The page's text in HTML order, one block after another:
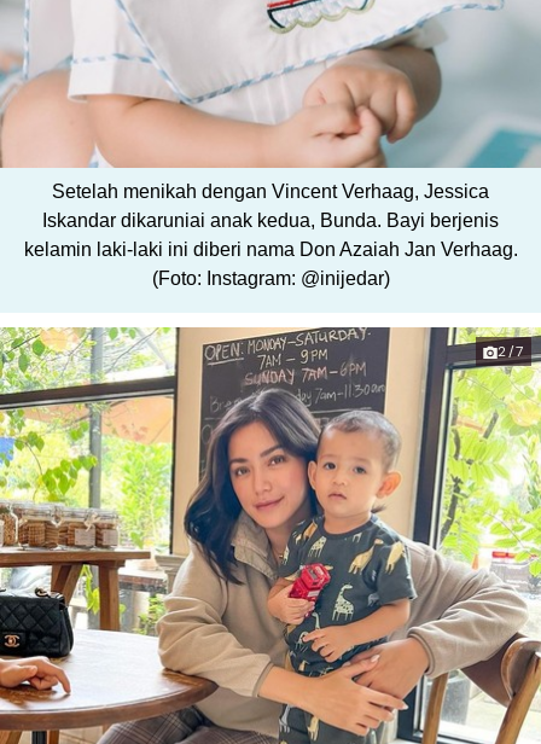
Setelah menikah dengan Vincent Verhaag, Jessica
Iskandar dikaruniai anak kedua, Bunda. Bayi berjenis
kelamin laki-laki ini diberi nama Don Azaiah Jan Verhaag.
(Foto: Instagram: @inijedar)
2/7